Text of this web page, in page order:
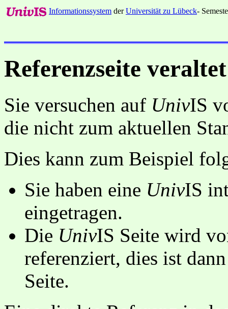
Informationssystem derUniversität zu Lübeck-
Referenzseite veraltet
Sie versuchen auf UnivIS
die nicht zum aktuellen
Dies kann zum Beispiel
Sie haben eine UnivIS
eingetragen.
Die UnivIS Seite wird
referenziert, dies ist
Seite.